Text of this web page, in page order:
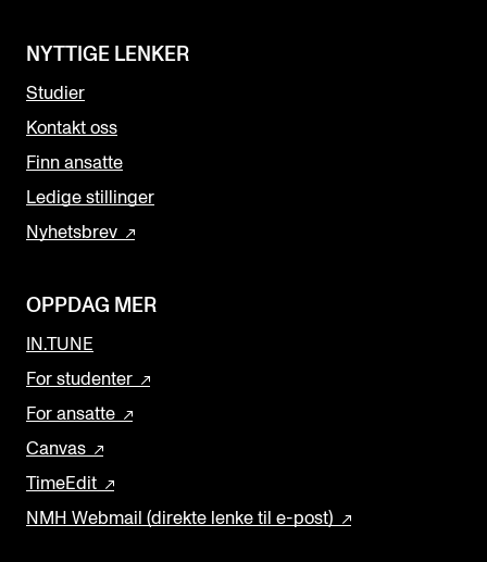
NYTTIGE LENKER
Studier
Kontakt oss
Finn ansatte
Ledige stillinger
Nyhetsbrev
OPPDAG MER
IN.TUNE
For studenter
For ansatte
Canvas
TimeEdit
NMH Webmail (direkte lenke til e-post)